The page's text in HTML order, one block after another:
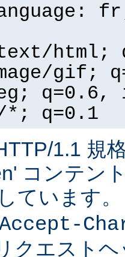
html;
gif;
q=0.6,
q=0.1
1.1 規
コンテン
ています
クエスト